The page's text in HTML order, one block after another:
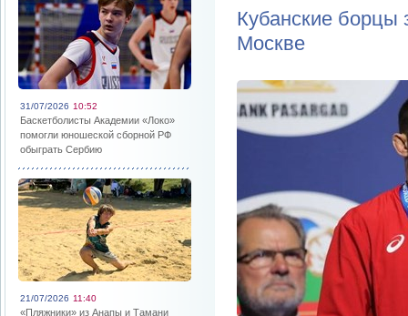
31/07/2026 10:52
Баскетболисты Академии «Локо»
помогли юношеской сборной РФ
обыграть Сербию
21/07/2026 11:40
«Пляжники» из Анапы и Тамани
Кубанские борцы
Москве